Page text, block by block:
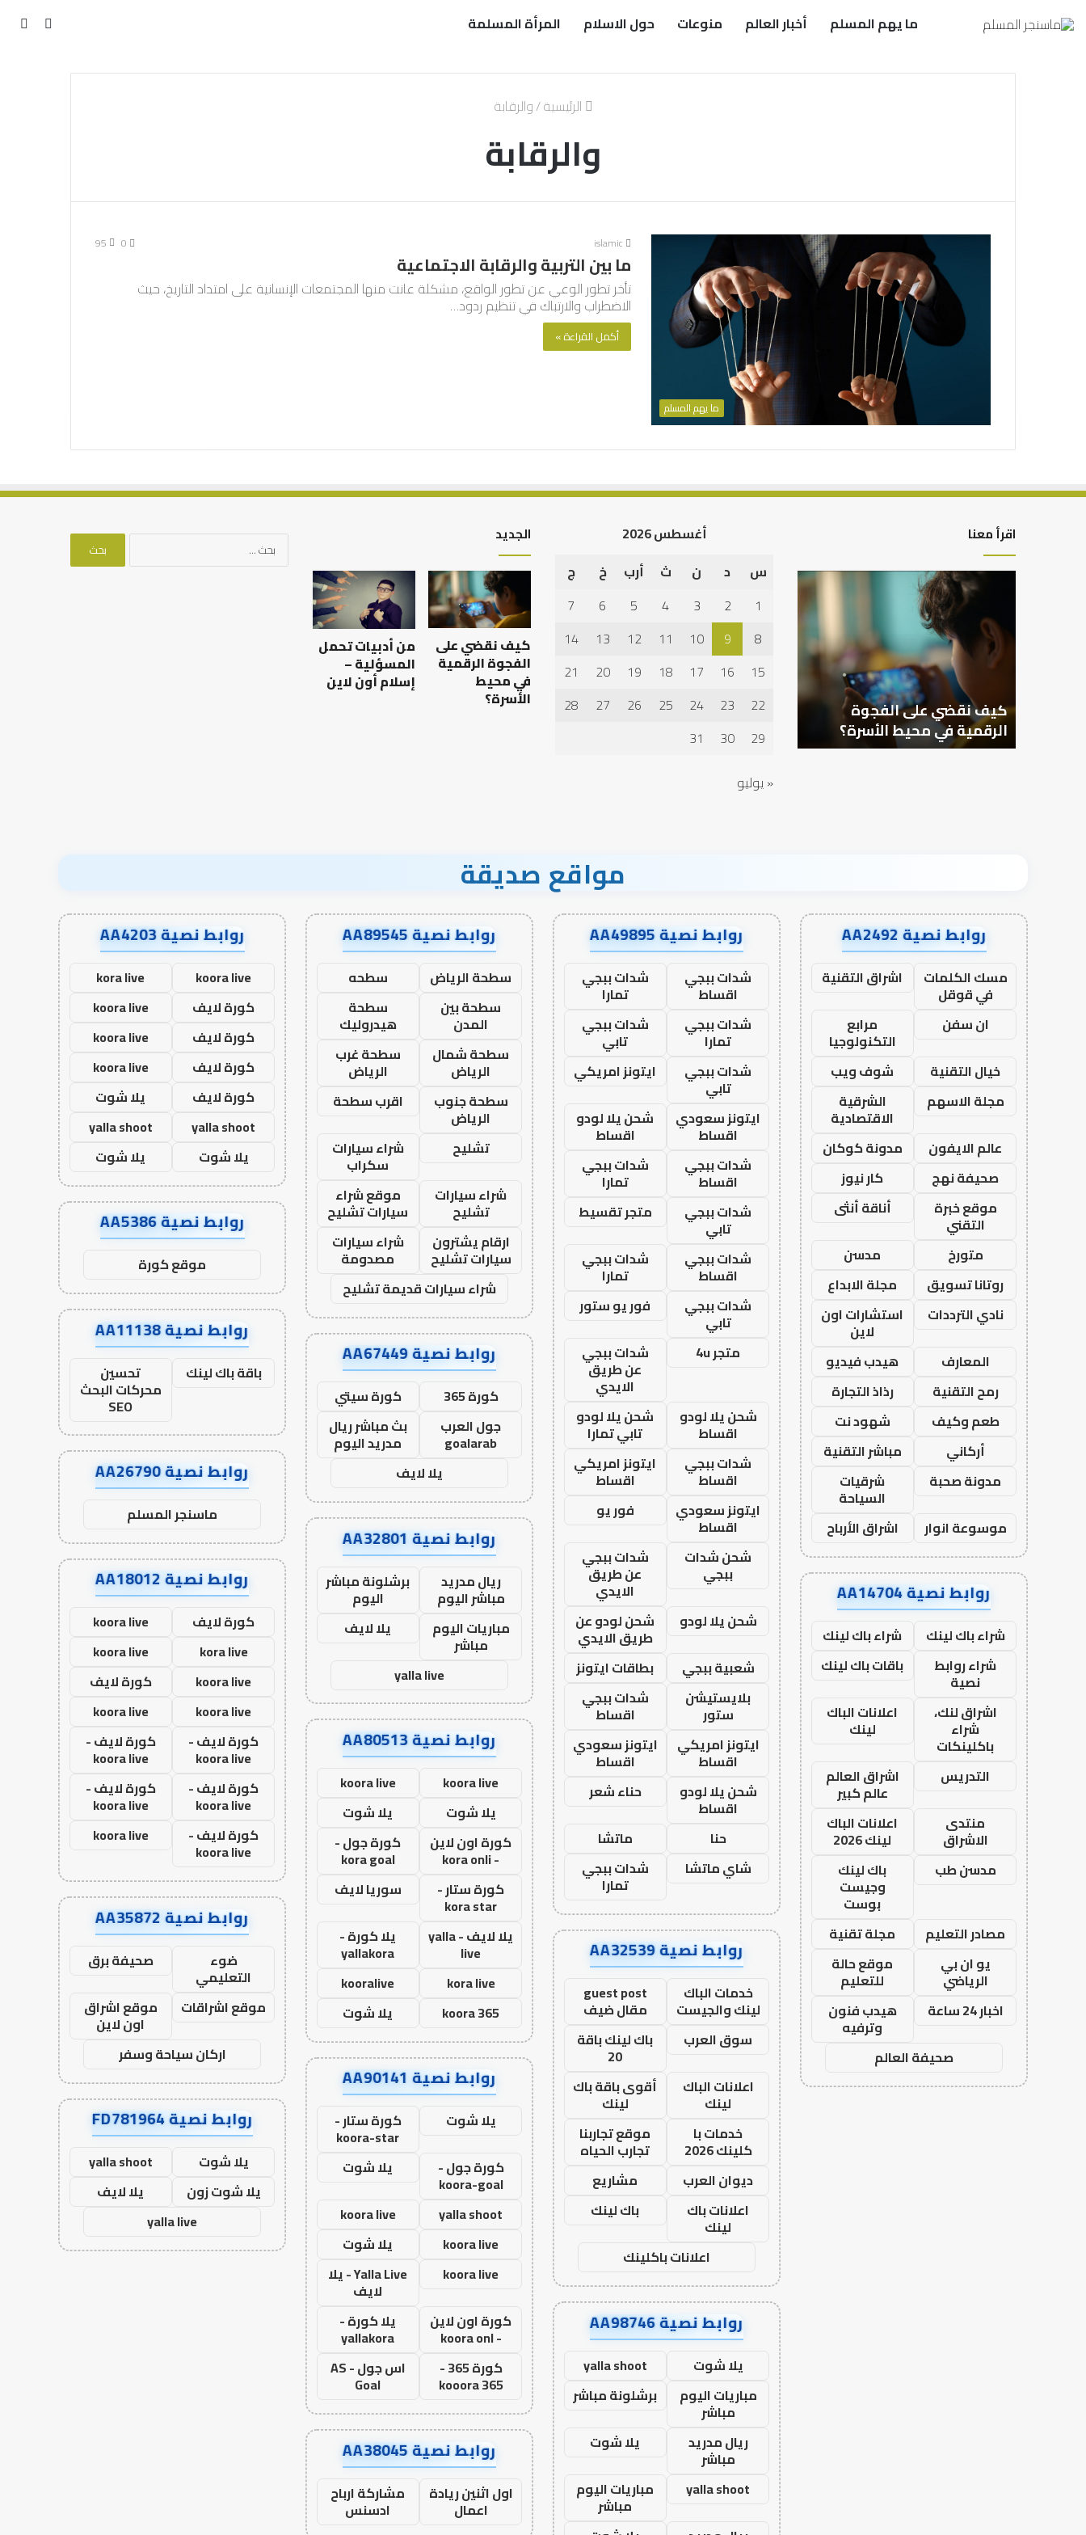
ما يهم المسلم أخبار العالم منوعات حول الاسلام المرأة المسلمة
مقال
الرئيسية/والرقابة
والرقابة
ما يهم المسلم
islamic
0
95
ما بين التربية والرقابة الاجتماعية
تأخر تطور الوعي عن تطور الواقع، مشكلة عانت منها المجتمعات الإنسانية على امتداد التاريخ، حيث
الاضطراب والارتباك في تنظيم ردود…
أكمل القراءة »
اقرأ معنا
كيف
الفجوة
الرقمية
في
كيف نقضي على الفجوة
الرقمية في محيط الأسرة؟
أغسطس 2026
س
د ن ث أرب خ
ج
1
2
3
4
5
6
7
8
9
10
11
12
13
14
15
16
17
18
19
20
21
22
23
24
25
26
27
28
29
30
31
« يوليو
الجديد
كيف نقضي على
الفجوة الرقمية
في محيط
الأسرة؟
من أدبيات تحمل
المسؤلية –
إسلام أون لاين
البحث
مواقع صديقة
روابط نصية AA2492
مسك الكلمات
في قوقل
اشراق التقنية
ان سفن
مرابع
التكنولوجيا
خيال التقنية
شوف ويب
مجلة الاسهم
الشرقية
الاقتصادية
عالم الايفون
مدونة كوكان
صحيفة نهج
كار نيوز
موقع خبرة
التقني
أناقة أنثى
متورخ
مدسن
روتانا تسويق
مجلة الابداع
نادي الترددات
استشارات اون
لاين
المعارف
هيدب فيديو
رمح التقنية
رذاذ التجارة
طعم وكيف
شهود نت
أركاني
مباشر التقنية
مدونة صحبة
شرقيات
السياحة
موسوعة انوار
اشراق الأرباح
روابط نصية AA14704
شراء باك لينك
شراء باك لينك
شراء روابط
نصية
باقات باك لينك
اشراق لنك،
شراء
باكلينكات
اعلانات الباك
لينك
التدريس
اشراق العالم
عالم كبير
منتدى
الاشراق
اعلانات الباك
لينك 2026
مدسن طب
باك لينك
وجيست
بوست
مصادر التعليم
مجلة تقنية
يو ان بي
الرياضي
موقع حالة
للتعليم
اخبار 24 ساعة
هيدب فنون
وترفيه
صحيفة العالم
روابط نصية AA49895
شدات ببجي
اقساط
شدات ببجي
تمارا
شدات ببجي
تمارا
شدات ببجي
تابي
شدات ببجي
تابي
ايتونز امريكي
ايتونز سعودي
اقساط
شحن يلا لودو
اقساط
شدات ببجي
اقساط
شدات ببجي
تمارا
شدات ببجي
تابي
متجر تقسيط
شدات ببجي
اقساط
شدات ببجي
تمارا
شدات ببجي
تابي
فور يو ستور
متجر 4u
شدات ببجي
عن طريق
الايدي
شحن يلا لودو
اقساط
شحن يلا لودو
تابي تمارا
شدات ببجي
اقساط
ايتونز امريكي
اقساط
ايتونز سعودي
اقساط
فور يو
شحن شدات
ببجي
شدات ببجي
عن طريق
الايدي
شحن يلا لودو
شحن لودو عن
طريق الايدي
شعبية ببجي
بطاقات ايتونز
بلايستيشن
ستور
شدات ببجي
اقساط
ايتونز امريكي
اقساط
ايتونز سعودي
اقساط
شحن يلا لودو
اقساط
حناء شعر
حنا
ماتشا
شاي ماتشا
شدات ببجي
تمارا
روابط نصية AA32539
خدمات الباك
لينك والجيست
guest post
مقال ضيف
سوق العرب
باك لينك باقة
20
اعلانات الباك
لينك
أقوى باقة باك
لينك
خدمات با
كلينك 2026
موقع تجاربنا
تجارب الحياه
ديوان العرب
مشاريع
اعلانات باك
لينك
باك لينك
اعلانات باكلينك
روابط نصية AA98746
يلا شوت
yalla shoot
مباريات اليوم
مباشر
برشلونة مباشر
ريال مدريد
مباشر
يلا شوت
yalla shoot
مباريات اليوم
مباشر
روابط نصية AA89545
سطحة الرياض
سطحه
سطحة بين
المدن
سطحة
هيدروليك
سطحة شمال
الرياض
سطحة غرب
الرياض
سطحة جنوب
الرياض
اقرب سطحة
تشليح
شراء سيارات
سكراب
شراء سيارات
تشليح
موقع شراء
سيارات تشليح
ارقام يشترون
سيارات تشليح
شراء سيارات
مصدومة
شراء سيارات قديمة تشليح
روابط نصية AA67449
كورة 365
كورة سيتي
جول العرب
goalarab
بث مباشر ريال
مدريد اليوم
يلا لايف
روابط نصية AA32801
ريال مدريد
مباشر اليوم
برشلونة مباشر
اليوم
مباريات اليوم
مباشر
يلا لايف
yalla live
روابط نصية AA80513
koora live
koora live
يلا شوت
يلا شوت
كورة اون لاين
- kora onli
كورة جول -
kora goal
كورة ستار -
kora star
سوريا لايف
يلا لايف - yalla
live
يلا كورة -
yallakora
kora live
kooralive
koora 365
يلا شوت
روابط نصية AA90141
يلا شوت كورة ستار -
koora-star
كورة جول -
koora-goal
يلا شوت
yalla shoot
koora live
koora live
يلا شوت
koora live
Yalla Live - يلا
لايف
كورة اون لاين
- koora onl
يلا كورة -
yallakora
كورة 365 -
kooora 365
اس جول - AS
Goal
روابط نصية AA38045
اول اثنين ريادة
اعمال
مشاركة ارباح
ادسنس
روابط نصية AA4203
koora live
kora live
كورة لايف
koora live
كورة لايف
koora live
كورة لايف
koora live
كورة لايف
يلا شوت
yalla shoot
yalla shoot
يلا شوت
يلا شوت
روابط نصية AA5386
موقع كورة
روابط نصية AA11138
باقة باك لينك تحسين
محركات البحث
SEO
روابط نصية AA26790
ماسنجر المسلم
روابط نصية AA18012
كورة لايف
koora live
kora live
koora live
koora live
كورة لايف
koora live
koora live
كورة لايف -
koora live
كورة لايف -
koora live
كورة لايف -
koora live
كورة لايف -
koora live
كورة لايف -
koora live
koora live
روابط نصية AA35872
ضوء
التعليمي
صحيفة برق
موقع اشراقات
موقع اشراق
اون لاين
اركان سياحة وسفر
روابط نصية FD781964
يلا شوت
yalla shoot
يلا شوت زون
يلا لايف
yalla live